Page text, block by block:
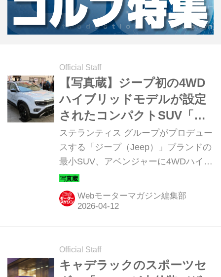
Official Staff
【写真蔵】ジープ初の4WD
ハイブリッドモデルが設定
されたコンパクトSUV「ア
ベンジャー 4xe ハイブリッ
ド」
ステランティス グループがプロデュー
スする「ジープ（Jeep）」ブランドの
最小SUV、アベンジャーに4WDハイブ
リッドモデルが追加された。そのディ
テールを写真で紹介しよう。
Webモーターマガジン編集部
Official Staff
キャデラックのスポーツセ